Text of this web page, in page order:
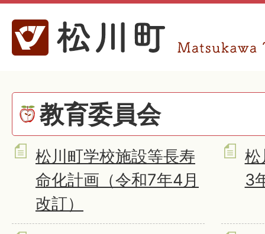
教育委員会
松川町学校施設等長寿
命化計画（令和7年4月
改訂）
松
3